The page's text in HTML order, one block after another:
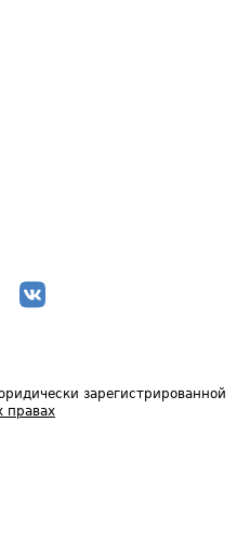
зарегистрированной
правах